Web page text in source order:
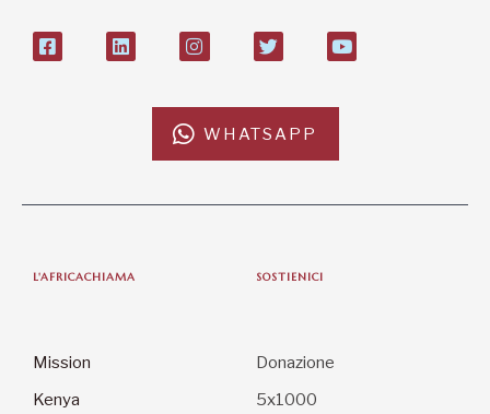
WHATSAPP
L'AFRICACHIAMA
Mission
Kenya
SOSTIENICI
Donazione
5x1000